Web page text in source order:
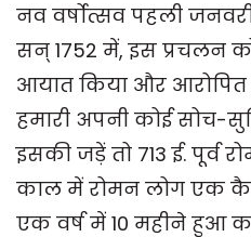
नव वर्षोत्सव पहली
सन् 1752 में, इस प्रचलन
आयात किया और
हमारी अपनी कोई सोच-
इसकी जड़ें तो 713 ई. पूर्व
काल में रोमन लोग एक
एक वर्ष में 10 महीने हुआ